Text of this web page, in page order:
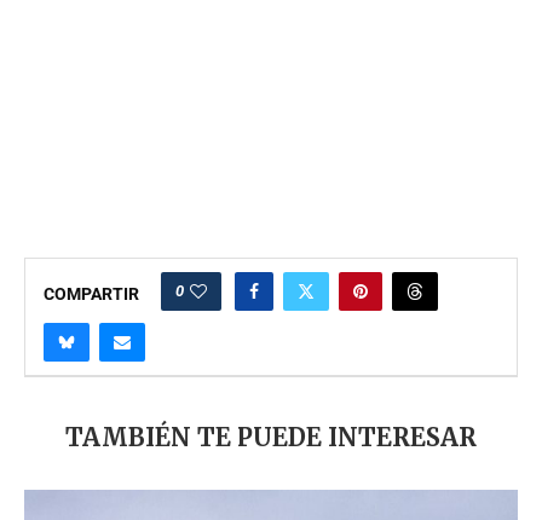
COMPARTIR 0
TAMBIÉN TE PUEDE INTERESAR